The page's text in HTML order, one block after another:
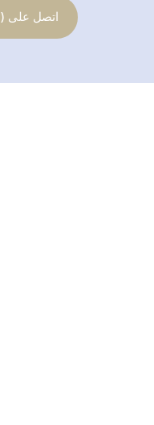
اتصل على (781) 463-0000